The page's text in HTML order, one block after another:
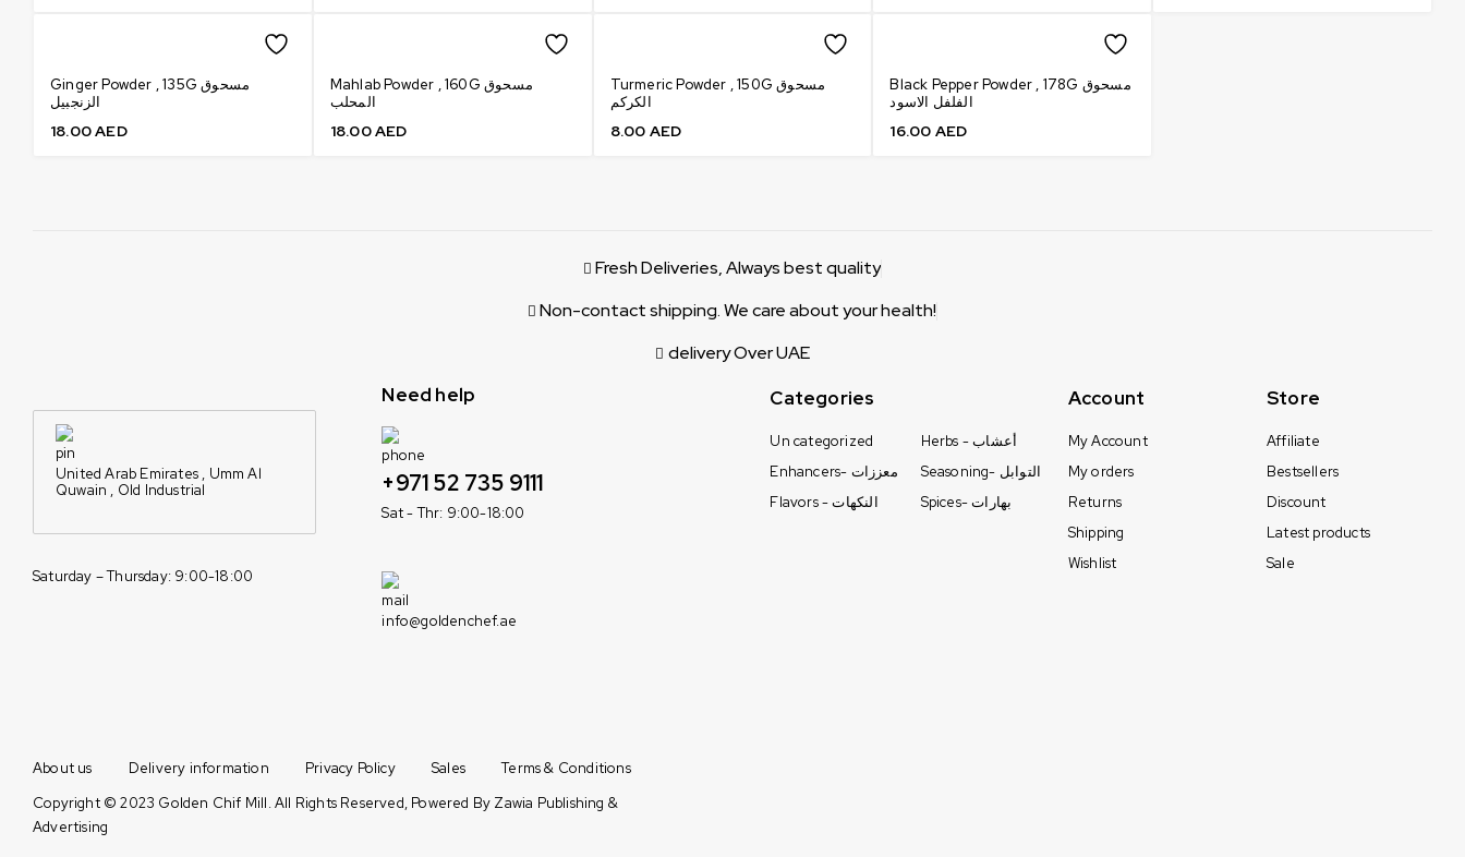
Ginger Powder , 135G مسحوق
الزنجبيل
18.00AED
Mahlab Powder , 160G مسحوق
المحلب
18.00AED
Turmeric Powder , 150G مسحوق
الكركم
8.00 AED
Black Pepper Powder , 178G مسحوق
الفلفل الاسود
16.00 AED
Fresh Deliveries, Always best quality
Non-contact shipping. We care about your health!
delivery Over UAE
United Arab Emirates , Umm Al
Quwain , Old Industrial
Saturday – Thursday: 9:00-18:00
Need help
+971 52 735 9111
Sat - Thr: 9:00-18:00
info@goldenchef.ae
Categories
Un categorized
Enhancers- معززات
Flavors - النكهات
Herbs - أعشاب
Seasoning- التوابل
Spices- بهارات
Account
My Account
My orders
Returns
Shipping
Wishlist
Store
Affiliate
Bestsellers
Discount
Latest products
Sale
About us Delivery information Privacy Policy Sales
Terms & Conditions
Copyright © 2023 Golden Chif Mill. All Rights Reserved, Powered By Zawia Publishing &
Advertising